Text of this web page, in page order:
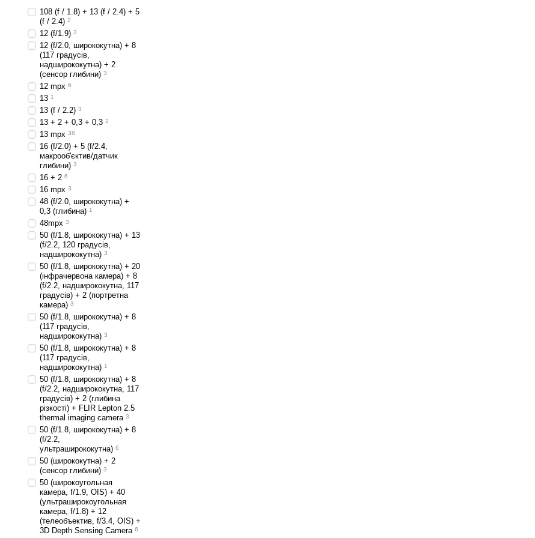
108 (f / 1.8) + 13 (f / 2.4) + 5
(f / 2.4) 2
12 (f/1.9) 3
12 (f/2.0, ширококутна) + 8
(117 градусів,
надширококутна) + 2
(сенсор глибини) 3
12 mpx 6
13 1
13 (f / 2.2) 3
13 + 2 + 0,3 + 0,3 2
13 mpx 38
16 (f/2.0) + 5 (f/2.4,
макрооб'єктив/датчик
глибини) 3
16 + 2 6
16 mpx 3
48 (f/2.0, ширококутна) +
0,3 (глибина) 1
48mpx 3
50 (f/1.8, ширококутна) + 13
(f/2.2, 120 градусів,
надширококутна) 3
50 (f/1.8, ширококутна) + 20
(інфрачервона камера) + 8
(f/2.2, надширококутна, 117
градусів) + 2 (портретна
камера) 3
50 (f/1.8, ширококутна) + 8
(117 градусів,
надширококутна) 3
50 (f/1.8, ширококутна) + 8
(117 градусів,
надширококутна) 1
50 (f/1.8, ширококутна) + 8
(f/2.2, надширококутна, 117
градусів) + 2 (глибина
різкості) + FLIR Lepton 2.5
thermal imaging camera 3
50 (f/1.8, ширококутна) + 8
(f/2.2,
ультраширококутна) 6
50 (ширококутна) + 2
(сенсор глибини) 3
50 (широкоугольная
камера, f/1.9, OIS) + 40
(ультраширокоугольная
камера, f/1.8) + 12
(телеобъектив, f/3.4, OIS) +
3D Depth Sensing Camera 6